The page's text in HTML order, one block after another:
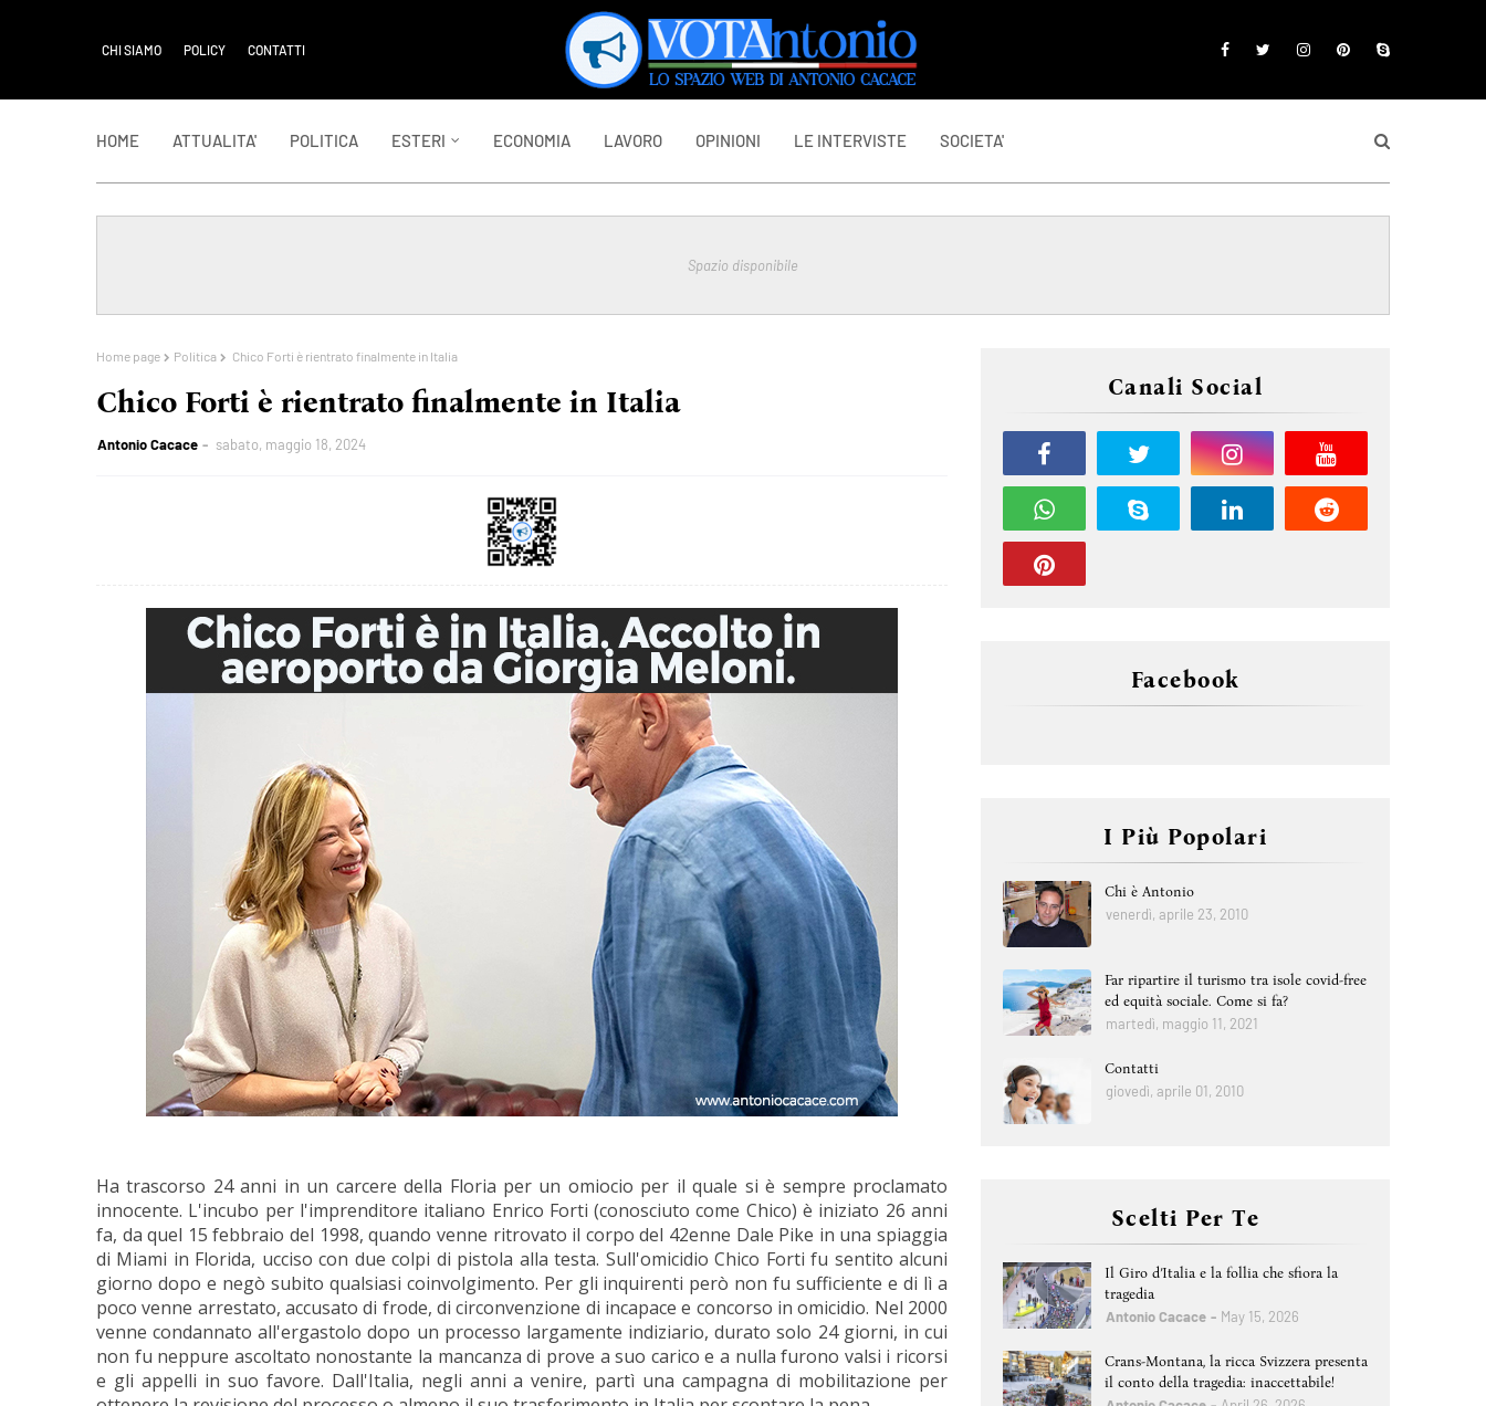
CHI SIAMO POLICY CONTATTI
HOME ATTUALITA' POLITICA ESTERI ECONOMIA LAVORO OPINIONI LE INTERVISTE SOCIETA'
Spazio disponibile
Home page Politica Chico Forti è rientrato finalmente in Italia
Chico Forti è rientrato finalmente in Italia
Antonio Cacace sabato, maggio 18, 2024
Ha trascorso 24 anni in un carcere della Floria per un omiocio per il quale si è sempre proclamato
innocente. L'incubo per l'imprenditore italiano Enrico Forti (conosciuto come Chico) è iniziato 26 anni
fa, da quel 15 febbraio del 1998, quando venne ritrovato il corpo del 42enne Dale Pike in una spiaggia
di Miami in Florida, ucciso con due colpi di pistola alla testa. Sull'omicidio Chico Forti fu sentito alcuni
giorno dopo e negò subito qualsiasi coinvolgimento. Per gli inquirenti però non fu sufficiente e di lì a
poco venne arrestato, accusato di frode, di circonvenzione di incapace e concorso in omicidio. Nel 2000
venne condannato all'ergastolo dopo un processo largamente indiziario, durato solo 24 giorni, in cui
non fu neppure ascoltato nonostante la mancanza di prove a suo carico e a nulla furono valsi i ricorsi
e gli appelli in suo favore. Dall'Italia, negli anni a venire, partì una campagna di mobilitazione per
Canali Social
Facebook
I Più Popolari
Chi è Antonio
venerdì, aprile 23, 2010
Far ripartire il turismo tra isole covid-free
ed equità sociale. Come si fa?
martedì, maggio 11, 2021
Contatti
giovedì, aprile 01, 2010
Scelti Per Te
Il Giro d’Italia e la follia che sfiora la
tragedia
Antonio Cacace May 15, 2026
Crans-Montana, la ricca Svizzera presenta
il conto della tragedia: inaccettabile!